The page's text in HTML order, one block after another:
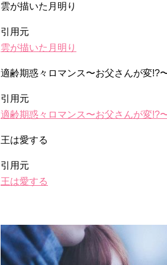
Powered by livedoor 相互RSS
雲が描いた月明り
引用元
雲が描いた月明り
適齢期惑々ロマンス〜お父さんが変!?
引用元
適齢期惑々ロマンス〜お父さんが変!?
王は愛する
引用元
王は愛する